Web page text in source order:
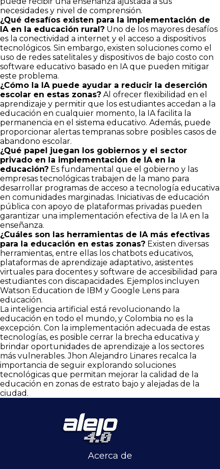
necesidades y nivel de comprensión.
¿Qué desafíos existen para la implementación de
IA en la educación rural? Uno de los mayores desafíos
es la conectividad a internet y el acceso a dispositivos
tecnológicos. Sin embargo, existen soluciones como el
uso de redes satelitales y dispositivos de bajo costo con
software educativo basado en IA que pueden mitigar
este problema.
¿Cómo la IA puede ayudar a reducir la deserción
escolar en estas zonas? Al ofrecer flexibilidad en el
aprendizaje y permitir que los estudiantes accedan a la
educación en cualquier momento, la IA facilita la
permanencia en el sistema educativo. Además, puede
proporcionar alertas tempranas sobre posibles casos de
abandono escolar.
¿Qué papel juegan los gobiernos y el sector
privado en la implementación de IA en la
educación? Es fundamental que el gobierno y las
empresas tecnológicas trabajen de la mano para
desarrollar programas de acceso a tecnología educativa
en comunidades marginadas. Iniciativas de educación
pública con apoyo de plataformas privadas pueden
garantizar una implementación efectiva de la IA en la
enseñanza.
¿Cuáles son las herramientas de IA más efectivas
para la educación en estas zonas? Existen diversas
herramientas, entre ellas los chatbots educativos,
plataformas de aprendizaje adaptativo, asistentes
virtuales para docentes y software de accesibilidad para
estudiantes con discapacidades. Ejemplos incluyen
Watson Education de IBM y Google Lens para
educación.
La inteligencia artificial está revolucionando la
educación en todo el mundo, y Colombia no es la
excepción. Con la implementación adecuada de estas
tecnologías, es posible cerrar la brecha educativa y
brindar oportunidades de aprendizaje a los sectores
más vulnerables. Jhon Alejandro Linares recalca la
importancia de seguir explorando soluciones
tecnológicas que permitan mejorar la calidad de la
educación en zonas de estrato bajo y alejadas de la
ciudad.
Acerca de